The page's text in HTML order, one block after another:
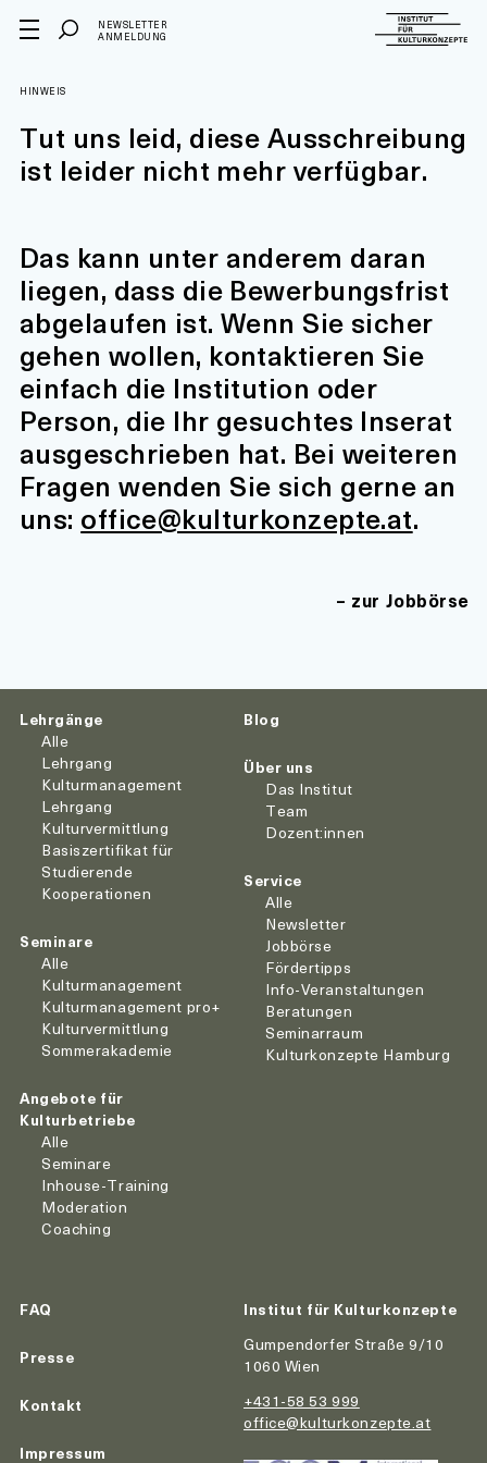
NEWSLETTER
ANMELDUNG
HINWEIS
Tut uns leid, diese Ausschreibung
ist leider nicht mehr verfügbar.
Das kann unter anderem daran
liegen, dass die Bewerbungsfrist
abgelaufen ist. Wenn Sie sicher
gehen wollen, kontaktieren Sie
einfach die Institution oder
Person, die Ihr gesuchtes Inserat
ausgeschrieben hat. Bei weiteren
Fragen wenden Sie sich gerne an
uns: office@kulturkonzepte.at.
zur Jobbörse
Lehrgänge
Alle
Lehrgang
Kulturmanagement
Lehrgang
Kulturvermittlung
Basiszertifikat für
Studierende
Kooperationen
Seminare
Alle
Kulturmanagement
Kulturmanagement pro+
Kulturvermittlung
Sommerakademie
Angebote für
Kulturbetriebe
Alle
Seminare
Inhouse-Training
Moderation
Coaching
Blog
Über uns
Das Institut
Team
Dozent:innen
Service
Alle
Newsletter
Jobbörse
Fördertipps
Info-Veranstaltungen
Beratungen
Seminarraum
Kulturkonzepte Hamburg
FAQ
Presse
Kontakt
Impressum
Institut für Kulturkonzepte
Gumpendorfer Straße 9/10
1060 Wien
+431-58 53 999
office@kulturkonzepte.at